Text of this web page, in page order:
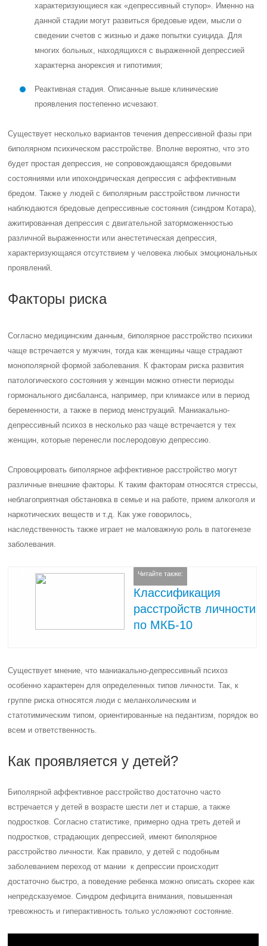
характеризующиеся как «депрессивный ступор». Именно на
данной стадии могут развиться бредовые идеи, мысли о
сведении счетов с жизнью и даже попытки суицида. Для
многих больных, находящихся с выраженной депрессией
характерна анорексия и гипотимия;
Реактивная стадия. Описанные выше клинические
проявления постепенно исчезают.
Существует несколько вариантов течения депрессивной фазы при
биполярном психическом расстройстве. Вполне вероятно, что это
будет простая депрессия, не сопровождающаяся бредовыми
состояниями или ипохондрическая депрессия с аффективным
бредом. Также у людей с биполярным расстройством личности
наблюдаются бредовые депрессивные состояния (синдром Котара),
ажитированная депрессия с двигательной заторможенностью
различной выраженности или анестетическая депрессия,
характеризующаяся отсутствием у человека любых эмоциональных
проявлений.
Факторы риска
Согласно медицинским данным, биполярное расстройство психики
чаще встречается у мужчин, тогда как женщины чаще страдают
монополярной формой заболевания. К факторам риска развития
патологического состояния у женщин можно отнести периоды
гормонального дисбаланса, например, при климаксе или в период
беременности, а также в период менструаций. Маниакально-
депрессивный психоз в несколько раз чаще встречается у тех
женщин, которые перенесли послеродовую депрессию.
Спровоцировать биполярное аффективное расстройство могут
различные внешние факторы. К таким факторам относятся стрессы,
неблагоприятная обстановка в семье и на работе, прием алкоголя и
наркотических веществ и т.д. Как уже говорилось,
наследственность также играет не маловажную роль в патогенезе
заболевания.
Читайте также:
Классификация
расстройств личности
по МКБ-10
Существует мнение, что маниакально-депрессивный психоз
особенно характерен для определенных типов личности. Так, к
группе риска относятся люди с меланхолическим и
статотимическим типом, ориентированные на педантизм, порядок во
всем и ответственность.
Как проявляется у детей?
Биполярной аффективное расстройство достаточно часто
встречается у детей в возрасте шести лет и старше, а также
подростков. Согласно статистике, примерно одна треть детей и
подростков, страдающих депрессией, имеют биполярное
расстройство личности. Как правило, у детей с подобным
заболеванием переход от мании к депрессии происходит
достаточно быстро, а поведение ребенка можно описать скорее как
непредсказуемое. Синдром дефицита внимания, повышенная
тревожность и гиперактивность только усложняют состояние.